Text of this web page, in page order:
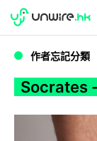
WWDC 2026
作者忘記分類
Socrates